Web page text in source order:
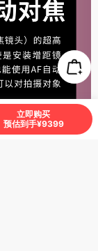
立即购买
预估到手¥9399